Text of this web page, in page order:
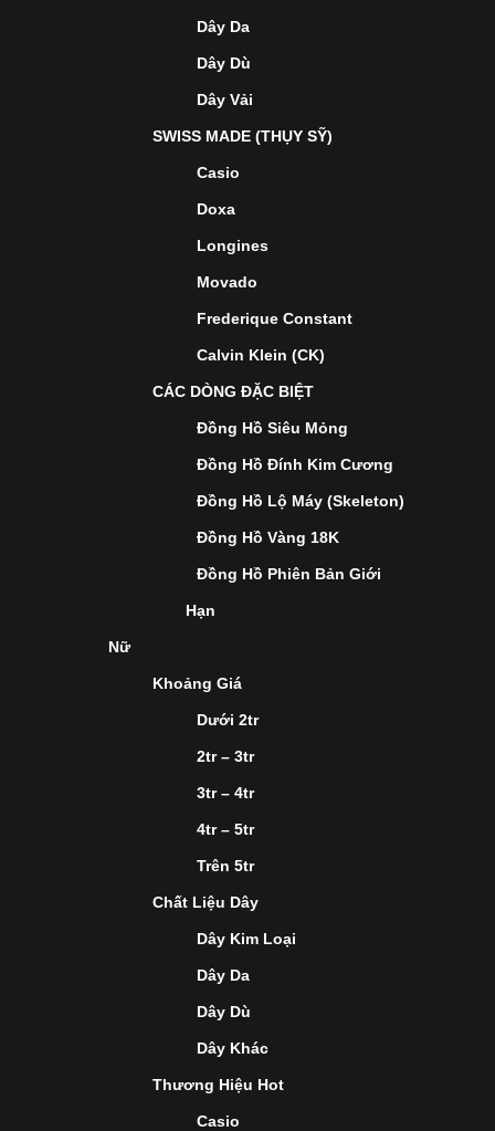
Dây Da
Dây Dù
Dây Vải
SWISS MADE (THỤY SỸ)
Casio
Doxa
Longines
Movado
Frederique Constant
Calvin Klein (CK)
CÁC DÒNG ĐẶC BIỆT
Đồng Hồ Siêu Mỏng
Đồng Hồ Đính Kim Cương
Đồng Hồ Lộ Máy (Skeleton)
Đồng Hồ Vàng 18K
Đồng Hồ Phiên Bản Giới
Hạn
Nữ
Khoảng Giá
Dưới 2tr
2tr – 3tr
3tr – 4tr
4tr – 5tr
Trên 5tr
Chất Liệu Dây
Dây Kim Loại
Dây Da
Dây Dù
Dây Khác
Thương Hiệu Hot
Casio